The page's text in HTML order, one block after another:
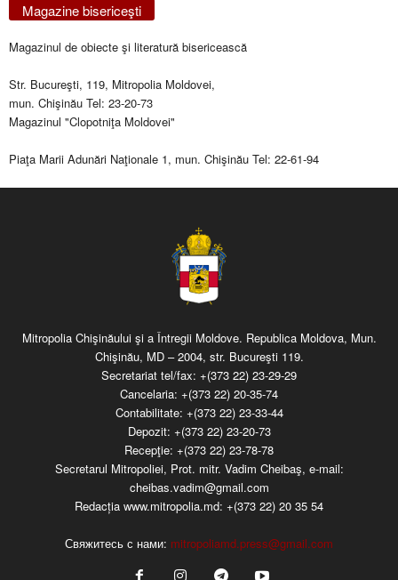
Magazine bisericeşti
Magazinul de obiecte şi literatură bisericească
Str. Bucureşti, 119, Mitropolia Moldovei,
mun. Chişinău Tel: 23-20-73
Magazinul "Clopotniţa Moldovei"
Piaţa Marii Adunări Naţionale 1, mun. Chişinău Tel: 22-61-94
Mitropolia Chişinăului şi a Întregii Moldove. Republica Moldova, Mun.
Chişinău, MD – 2004, str. Bucureşti 119.
Secretariat tel/fax: +(373 22) 23-29-29
Cancelaria: +(373 22) 20-35-74
Contabilitate: +(373 22) 23-33-44
Depozit: +(373 22) 23-20-73
Recepţie: +(373 22) 23-78-78
Secretarul Mitropoliei, Prot. mitr. Vadim Cheibaş, e-mail:
cheibas.vadim@gmail.com
Redacția www.mitropolia.md: +(373 22) 20 35 54
Свяжитесь с нами: mitropoliamd.press@gmail.com